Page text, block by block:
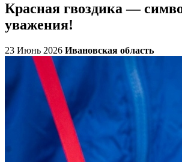
Красная гвоздика —
уважения!
23 Июнь 2026 Ивановская область